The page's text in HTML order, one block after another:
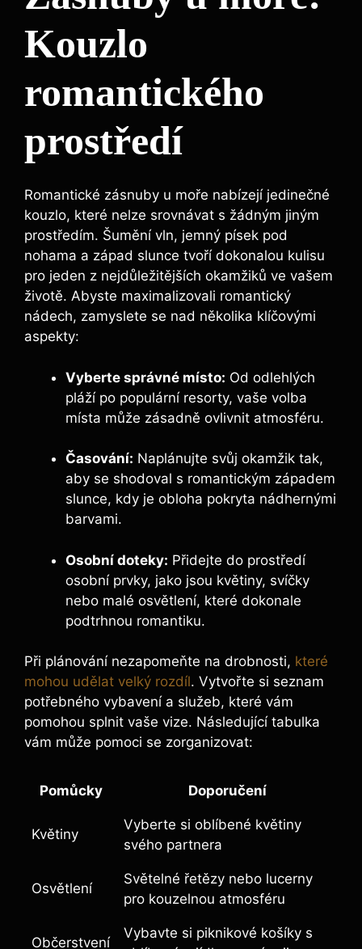
Kouzlo
romantického
prostředí
Romantické zásnuby u moře nabízejí jedinečné
kouzlo, které nelze srovnávat s žádným jiným
prostředím. Šumění vln, jemný písek pod
nohama a západ slunce tvoří dokonalou kulisu
pro jeden z nejdůležitějších okamžiků ve vašem
životě. Abyste maximalizovali romantický
nádech, zamyslete se nad několika klíčovými
aspekty:
Vyberte správné místo: Od odlehlých
pláží po populární resorty, vaše volba
místa může zásadně ovlivnit atmosféru.
Časování: Naplánujte svůj okamžik tak,
aby se shodoval s romantickým západem
slunce, kdy je obloha pokryta nádhernými
barvami.
Osobní doteky: Přidejte do prostředí
osobní prvky, jako jsou květiny, svíčky
nebo malé osvětlení, které dokonale
podtrhnou romantiku.
Při plánování nezapomeňte na drobnosti, které
mohou udělat velký rozdíl. Vytvořte si seznam
potřebného vybavení a služeb, které vám
pomohou splnit vaše vize. Následující tabulka
vám může pomoci se zorganizovat:
Pomůcky Doporučení
Květiny
Vyberte si oblíbené květiny
svého partnera
Osvětlení
Světelné řetězy nebo lucerny
pro kouzelnou atmosféru
Občerstvení
Vybavte si piknikové košíky s